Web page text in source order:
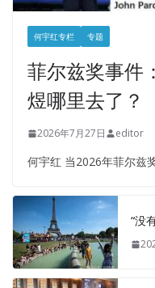
何宇红专栏 专题
菲尔兹奖事件
煜哪里去了？
2026年7月27日 editor
何宇红 当2026年菲尔兹
“没